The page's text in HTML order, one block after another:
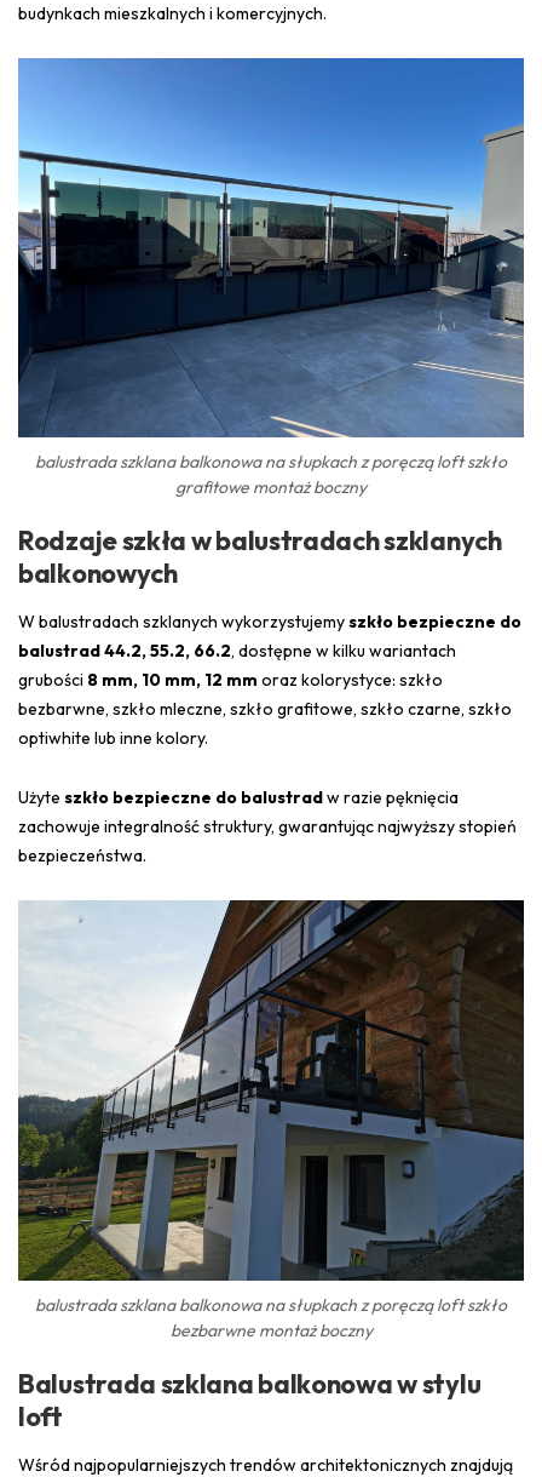
budynkach mieszkalnych i komercyjnych.
balustrada szklana balkonowa na słupkach z poręczą loft szkło
grafitowe montaż boczny
Rodzaje szkła w balustradach szklanych
balkonowych
W balustradach szklanych wykorzystujemyszkło bezpieczne do
balustrad 44.2, 55.2, 66.2, dostępne w kilku wariantach
grubości 8 mm, 10 mm, 12 mm oraz kolorystyce: szkło
bezbarwne, szkło mleczne, szkło grafitowe, szkło czarne, szkło
optiwhite lub inne kolory.
Użyte szkło bezpieczne do balustradw razie pęknięcia
zachowuje integralność struktury, gwarantując najwyższy stopień
bezpieczeństwa.
balustrada szklana balkonowa na słupkach z poręczą loft szkło
bezbarwne montaż boczny
Balustrada szklana balkonowa w stylu
loft
Wśród najpopularniejszych trendów architektonicznych znajdują